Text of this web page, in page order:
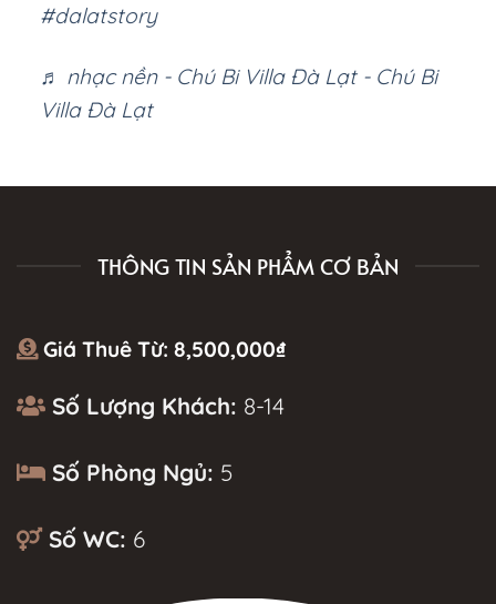
#dalatstory
♬ nhạc nền - Chú Bi Villa Đà Lạt - Chú Bi
Villa Đà Lạt
THÔNG TIN SẢN PHẨM CƠ BẢN
Giá Thuê Từ: 8,500,000₫
Số Lượng Khách: 8-14
Số Phòng Ngủ: 5
Số WC: 6